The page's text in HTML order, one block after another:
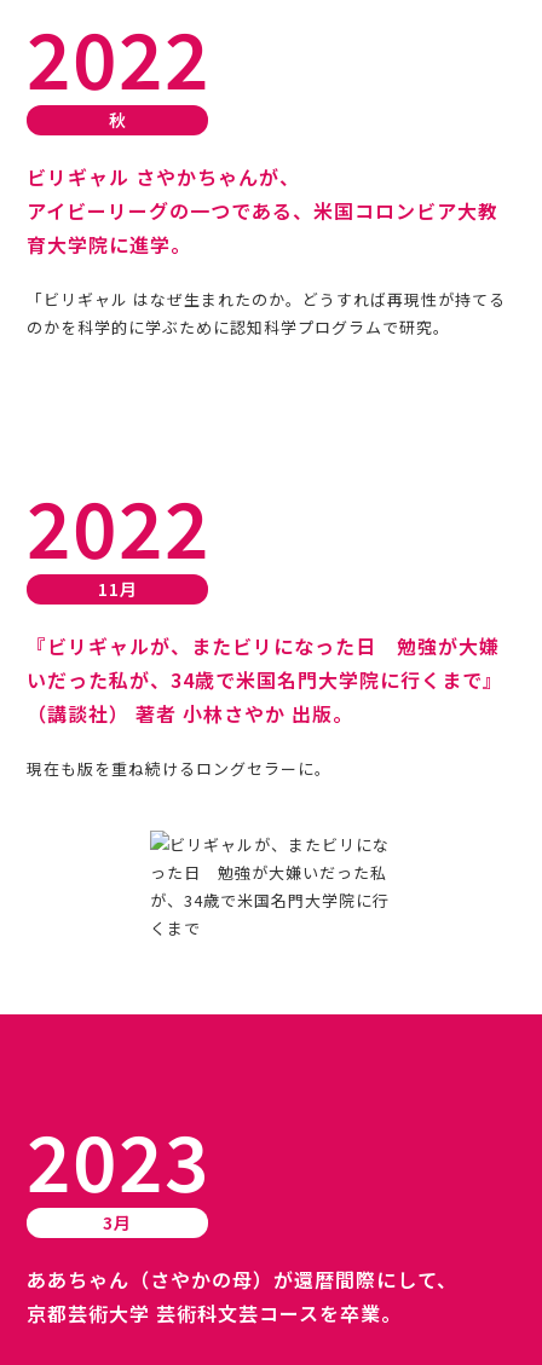
2022
秋
ビリギャル さやかちゃんが、
アイビーリーグの一つである、米国コロンビア大教
育大学院に進学。
「ビリギャル はなぜ生まれたのか。どうすれば再現性が持てる
のかを科学的に学ぶために認知科学プログラムで研究。
2022
11月
『ビリギャルが、またビリになった日 勉強が大嫌
いだった私が、34歳で米国名門大学院に行くまで』
（講談社） 著者 小林さやか 出版。
現在も版を重ね続けるロングセラーに。
2023
3月
ああちゃん（さやかの母）が還暦間際にして、
京都芸術大学 芸術科文芸コースを卒業。